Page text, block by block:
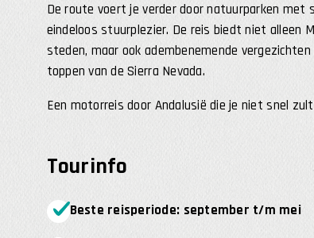
De route voert je verder door natuurparken met
eindeloos stuurplezier. De reis biedt niet alleen
steden, maar ook adembenemende
toppen van de Sierra Nevada.
Een motorreis door Andalusië die je niet snel
Tourinfo
Beste reisperiode: september t/m mei